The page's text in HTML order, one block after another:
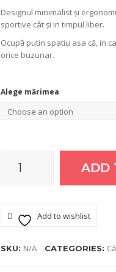
Designul minimalist și
sportive cât și in timpul liber.
Ocupă putin spatiu asa că, in
orice buzunar.
Alege mărimea
Caciula ADD
Add to wishlist
SKU: N/A CATEGORIES: